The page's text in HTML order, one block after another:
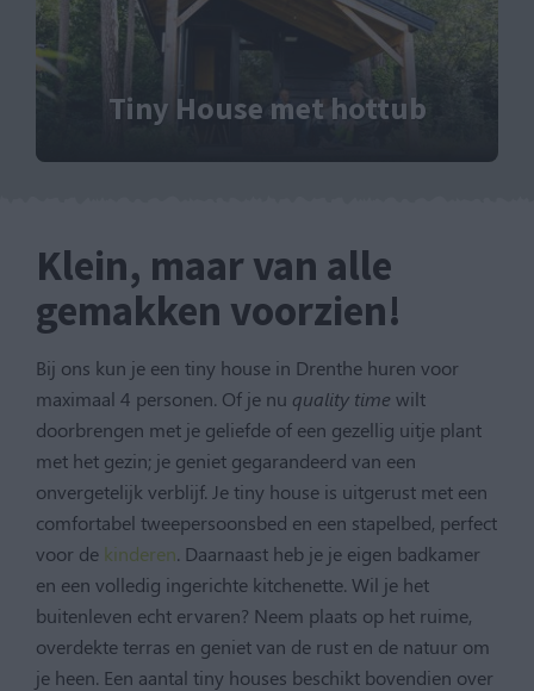
Tiny House met hottub
Klein, maar van alle
gemakken voorzien!
Bij ons kun je een tiny house in Drenthe huren voor
maximaal 4 personen. Of je nu quality time wilt
doorbrengen met je geliefde of een gezellig uitje plant
met het gezin; je geniet gegarandeerd van een
onvergetelijk verblijf. Je tiny house is uitgerust met een
comfortabel tweepersoonsbed en een stapelbed, perfect
voor de kinderen. Daarnaast heb je je eigen badkamer
en een volledig ingerichte kitchenette. Wil je het
buitenleven echt ervaren? Neem plaats op het ruime,
overdekte terras en geniet van de rust en de natuur om
je heen. Een aantal tiny houses beschikt bovendien over